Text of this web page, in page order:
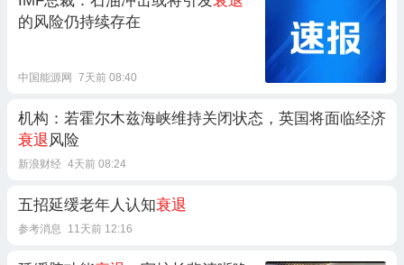
的风险仍持续存在
中国能源网 7天前 08:40
机构：若霍尔木兹海峡维持关闭状态，英国将面临经济
衰退 风险
新浪财经 4天前 08:24
五招延缓老年人认知衰退
参考消息 11天前 12:16